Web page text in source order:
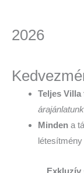
2026
Teljes Villa
Minden a
Exkluzív